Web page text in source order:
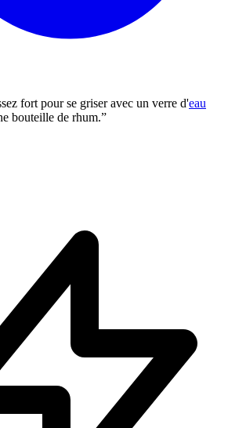
fort pour se griser avec un verre d'eau
bouteille de rhum.”